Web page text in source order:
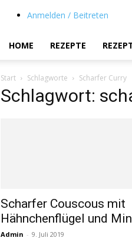
Anmelden / Beitreten
HOME REZEPTE
Start Schlagworte Scharfer Curry
Schlagwort:
Scharfer Couscous mit
Hähnchenflügel und
Admin - 9. Juli 2019